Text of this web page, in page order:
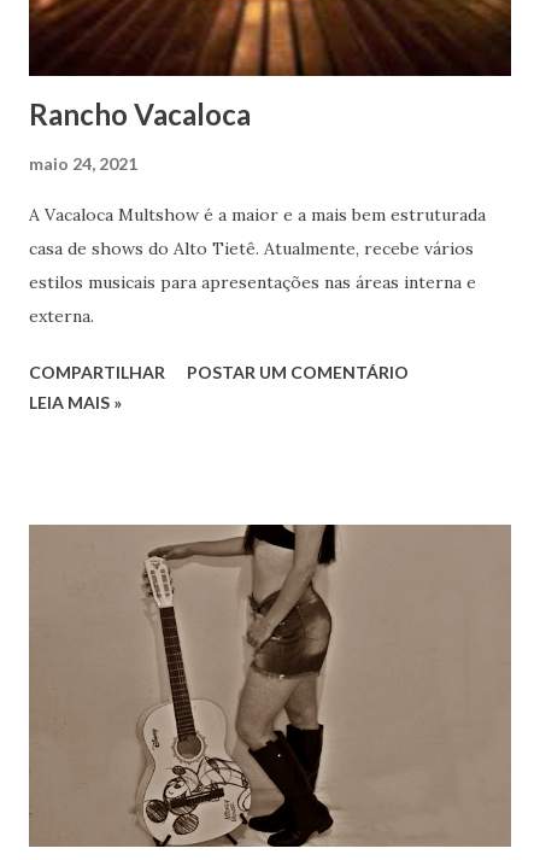
Rancho Vacaloca
maio 24, 2021
A Vacaloca Multshow é a maior e a mais bem estruturada
casa de shows do Alto Tietê. Atualmente, recebe vários
estilos musicais para apresentações nas áreas interna e
externa.
COMPARTILHAR
POSTAR UM COMENTÁRIO
LEIA MAIS »